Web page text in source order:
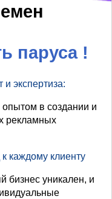
паруса !
экспертиза:
в создании и
рекламных
каждому клиенту
бизнес уникален, и